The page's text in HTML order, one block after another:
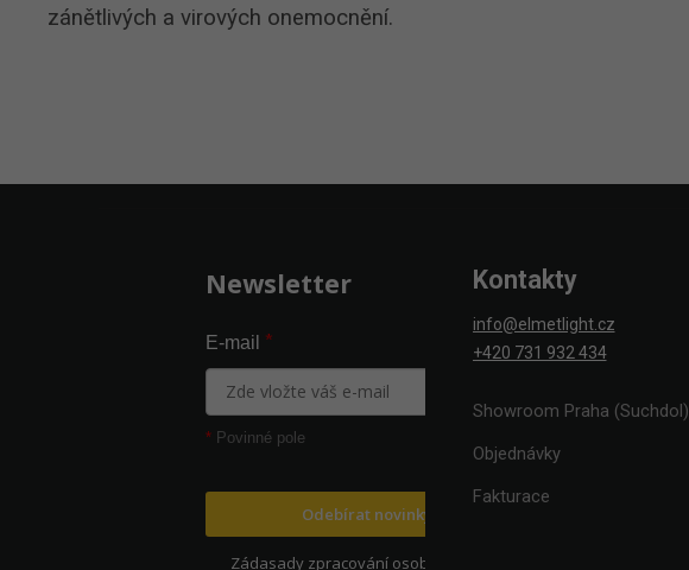
zánětlivých a virových onemocnění.
Newsletter
E-mail *
* Povinné pole
Odebírat novinky
Zádasady zpracování osobních údajů
Kontakty
info@elmetlight.cz
+420 731 932 434
Showroom Praha (Suchdol)
Objednávky
Fakturace